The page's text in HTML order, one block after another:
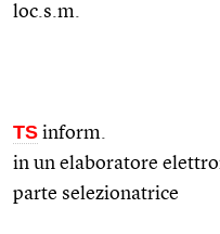
loc.s.m.
TS inform.
in un elaboratore
parte selezionatrice